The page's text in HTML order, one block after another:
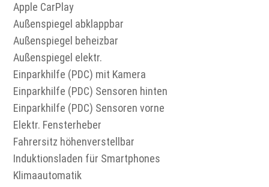
Apple CarPlay
Außenspiegel abklappbar
Außenspiegel beheizbar
Außenspiegel elektr.
Einparkhilfe (PDC) mit Kamera
Einparkhilfe (PDC) Sensoren hinten
Einparkhilfe (PDC) Sensoren vorne
Elektr. Fensterheber
Fahrersitz höhenverstellbar
Induktionsladen für Smartphones
Klimaautomatik